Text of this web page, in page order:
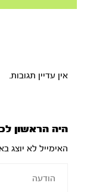
אין עדיין תגובות.
היה הראשון
האימייל לא יוצג